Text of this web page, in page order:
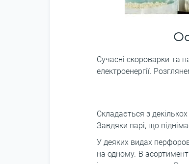
Сучасні скороварки та
електроенергії.
Складається з
Завдяки парі, що
У деяких видах
на одному. В